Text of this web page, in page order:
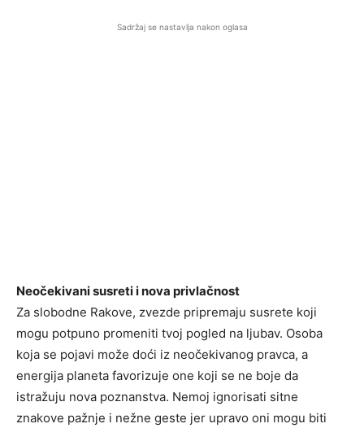
Sadržaj se nastavlja nakon oglasa
Neočekivani susreti i nova privlačnost
Za slobodne Rakove, zvezde pripremaju susrete koji
mogu potpuno promeniti tvoj pogled na ljubav. Osoba
koja se pojavi može doći iz neočekivanog pravca, a
energija planeta favorizuje one koji se ne boje da
istražuju nova poznanstva. Nemoj ignorisati sitne
znakove pažnje i nežne geste jer upravo oni mogu biti